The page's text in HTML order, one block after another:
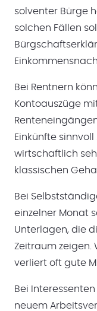
solventer Bürge
solchen Fällen
Bei Rentnern
Kontoauszüge
Einkünfte
wirtschaftlich
klassischen
Bei
einzelner Monat
Unterlagen, die
Zeitraum zeigen.
verliert oft gute
Bei
neuem